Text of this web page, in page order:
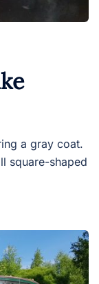
a gray coat.
square-shaped